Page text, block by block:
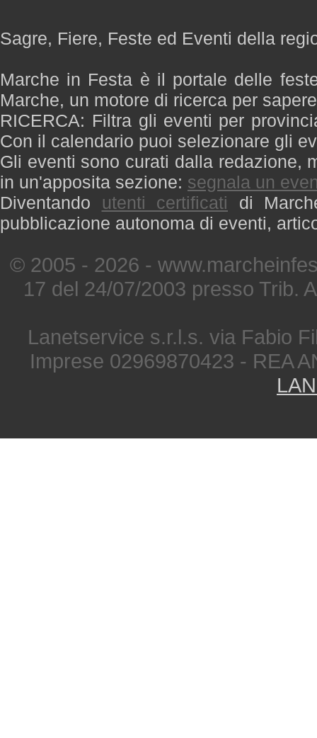
Sagre, Fiere, Feste ed Eventi della
Marche in Festa è il portale delle
Marche, un motore di ricerca per
RICERCA: Filtra gli eventi per
Con il calendario puoi selezionare gli
Gli eventi sono curati dalla redazione,
in un'apposita sezione: segnala un
Diventando utenti certificati di
pubblicazione autonoma di eventi,
© 2005 - 2026 -
17 del 24/07/2003 presso Trib.
Lanetservice s.r.l.s. via Fabio
Imprese 02969870423 - REA